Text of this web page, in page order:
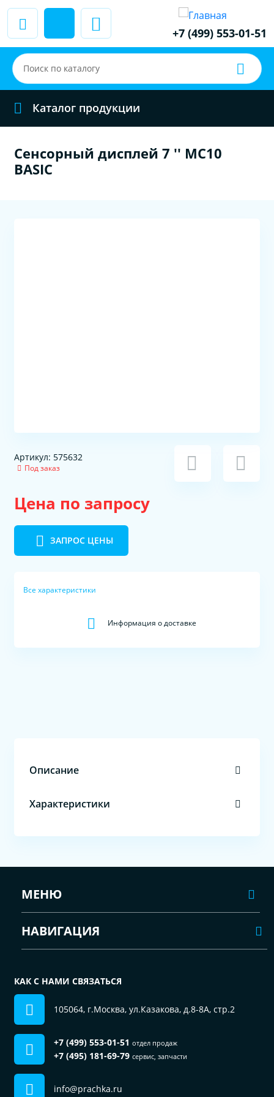
+7 (499) 553-01-51
Каталог продукции
Сенсорный дисплей 7 '' MC10
BASIC
Артикул: 575632
Под заказ
Цена по запросу
ЗАПРОС ЦЕНЫ
Все характеристики
Информация о доставке
Описание
Характеристики
МЕНЮ
НАВИГАЦИЯ
КАК С НАМИ СВЯЗАТЬСЯ
105064, г.Москва, ул.Казакова, д.8-8А, стр.2
+7 (499) 553-01-51 отдел продаж
+7 (495) 181-69-79 сервис, запчасти
info@prachka.ru